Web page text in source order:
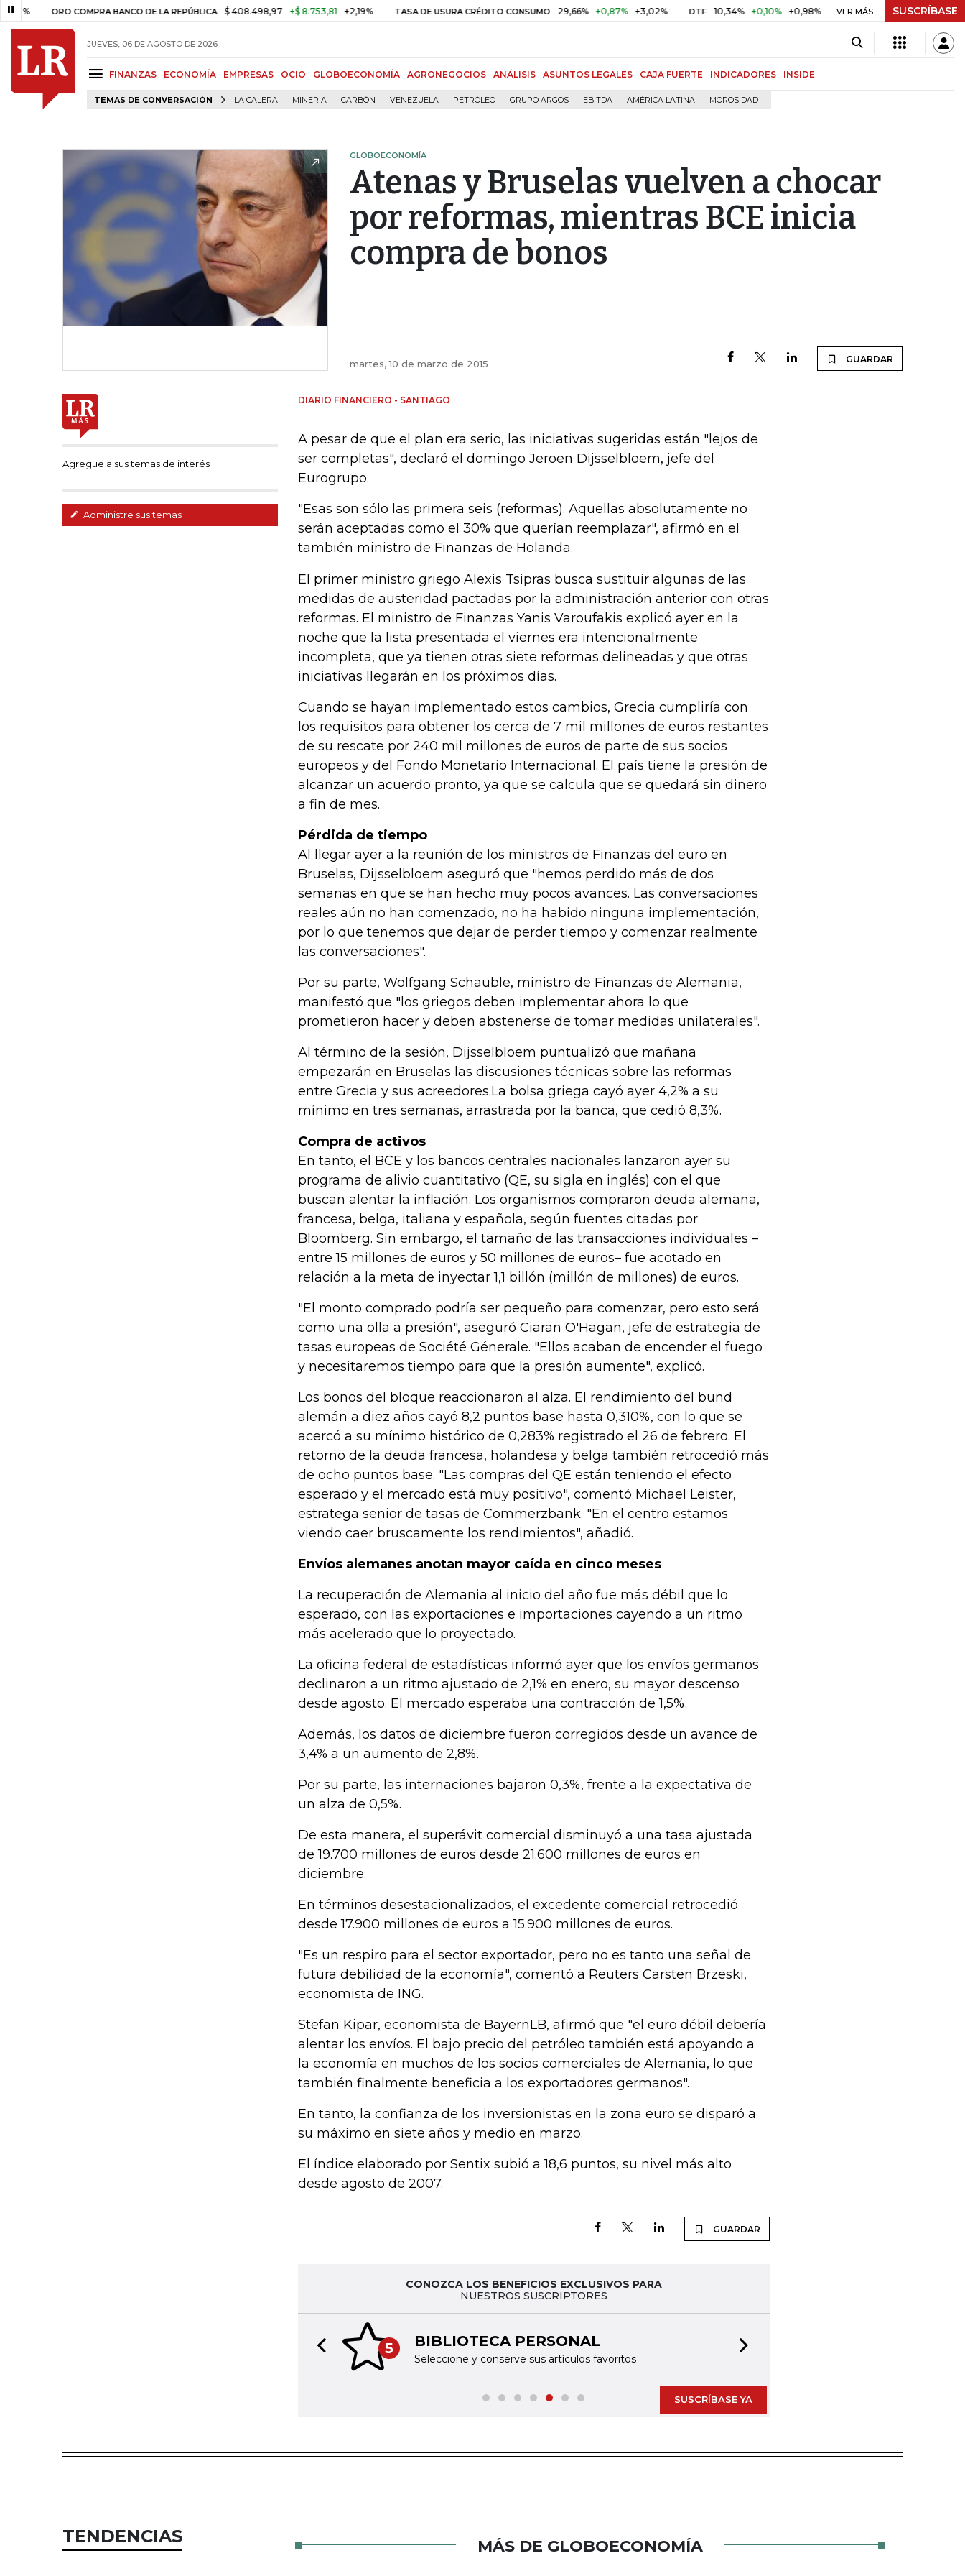
ORO COMPRA BANCO DE LA REPÚBLICA $ 408.498,97 +$ 8.753,81 +2,19% TASA DE USURA CRÉDITO CONSUMO 29,66% +0,87% +3,02% DTF 10,34% +0,10% +0,98% UVR $ 416,91 +$ 0,05 +0,01%
VER MÁS SUSCRÍBASE
JUEVES, 06 DE AGOSTO DE 2026
FINANZAS ECONOMÍA EMPRESAS OCIO GLOBOECONOMÍA AGRONEGOCIOS ANÁLISIS ASUNTOS LEGALES CAJA FUERTE INDICADORES INSIDE
TEMAS DE CONVERSACIÓN LA CALERA MINERÍA CARBÓN VENEZUELA PETRÓLEO GRUPO ARGOS EBITDA AMÉRICA LATINA MOROSIDAD
GLOBOECONOMÍA
Atenas y Bruselas vuelven a chocar
por reformas, mientras BCE inicia
compra de bonos
martes, 10 de marzo de 2015 GUARDAR
Agregue a sus temas de interés
Administre sus temas
DIARIO FINANCIERO - SANTIAGO
A pesar de que el plan era serio, las iniciativas sugeridas están "lejos de
ser completas", declaró el domingo Jeroen Dijsselbloem, jefe del
Eurogrupo.
"Esas son sólo las primera seis (reformas). Aquellas absolutamente no
serán aceptadas como el 30% que querían reemplazar", afirmó en el
también ministro de Finanzas de Holanda.
El primer ministro griego Alexis Tsipras busca sustituir algunas de las
medidas de austeridad pactadas por la administración anterior con otras
reformas. El ministro de Finanzas Yanis Varoufakis explicó ayer en la
noche que la lista presentada el viernes era intencionalmente
incompleta, que ya tienen otras siete reformas delineadas y que otras
iniciativas llegarán en los próximos días.
Cuando se hayan implementado estos cambios, Grecia cumpliría con
los requisitos para obtener los cerca de 7 mil millones de euros restantes
de su rescate por 240 mil millones de euros de parte de sus socios
europeos y del Fondo Monetario Internacional. El país tiene la presión de
alcanzar un acuerdo pronto, ya que se calcula que se quedará sin dinero
a fin de mes.
Pérdida de tiempo
Al llegar ayer a la reunión de los ministros de Finanzas del euro en
Bruselas, Dijsselbloem aseguró que "hemos perdido más de dos
semanas en que se han hecho muy pocos avances. Las conversaciones
reales aún no han comenzado, no ha habido ninguna implementación,
por lo que tenemos que dejar de perder tiempo y comenzar realmente
las conversaciones".
Por su parte, Wolfgang Schaüble, ministro de Finanzas de Alemania,
manifestó que "los griegos deben implementar ahora lo que
prometieron hacer y deben abstenerse de tomar medidas unilaterales".
Al término de la sesión, Dijsselbloem puntualizó que mañana
empezarán en Bruselas las discusiones técnicas sobre las reformas
entre Grecia y sus acreedores.La bolsa griega cayó ayer 4,2% a su
mínimo en tres semanas, arrastrada por la banca, que cedió 8,3%.
Compra de activos
En tanto, el BCE y los bancos centrales nacionales lanzaron ayer su
programa de alivio cuantitativo (QE, su sigla en inglés) con el que
buscan alentar la inflación. Los organismos compraron deuda alemana,
francesa, belga, italiana y española, según fuentes citadas por
Bloomberg. Sin embargo, el tamaño de las transacciones individuales –
entre 15 millones de euros y 50 millones de euros– fue acotado en
relación a la meta de inyectar 1,1 billón (millón de millones) de euros.
"El monto comprado podría ser pequeño para comenzar, pero esto será
como una olla a presión", aseguró Ciaran O'Hagan, jefe de estrategia de
tasas europeas de Société Génerale. "Ellos acaban de encender el fuego
y necesitaremos tiempo para que la presión aumente", explicó.
Los bonos del bloque reaccionaron al alza. El rendimiento del bund
alemán a diez años cayó 8,2 puntos base hasta 0,310%, con lo que se
acercó a su mínimo histórico de 0,283% registrado el 26 de febrero. El
retorno de la deuda francesa, holandesa y belga también retrocedió más
de ocho puntos base. "Las compras del QE están teniendo el efecto
esperado y el mercado está muy positivo", comentó Michael Leister,
estratega senior de tasas de Commerzbank. "En el centro estamos
viendo caer bruscamente los rendimientos", añadió.
Envíos alemanes anotan mayor caída en cinco meses
La recuperación de Alemania al inicio del año fue más débil que lo
esperado, con las exportaciones e importaciones cayendo a un ritmo
más acelerado que lo proyectado.
La oficina federal de estadísticas informó ayer que los envíos germanos
declinaron a un ritmo ajustado de 2,1% en enero, su mayor descenso
desde agosto. El mercado esperaba una contracción de 1,5%.
Además, los datos de diciembre fueron corregidos desde un avance de
3,4% a un aumento de 2,8%.
Por su parte, las internaciones bajaron 0,3%, frente a la expectativa de
un alza de 0,5%.
De esta manera, el superávit comercial disminuyó a una tasa ajustada
de 19.700 millones de euros desde 21.600 millones de euros en
diciembre.
En términos desestacionalizados, el excedente comercial retrocedió
desde 17.900 millones de euros a 15.900 millones de euros.
"Es un respiro para el sector exportador, pero no es tanto una señal de
futura debilidad de la economía", comentó a Reuters Carsten Brzeski,
economista de ING.
Stefan Kipar, economista de BayernLB, afirmó que "el euro débil debería
alentar los envíos. El bajo precio del petróleo también está apoyando a
la economía en muchos de los socios comerciales de Alemania, lo que
también finalmente beneficia a los exportadores germanos".
En tanto, la confianza de los inversionistas en la zona euro se disparó a
su máximo en siete años y medio en marzo.
El índice elaborado por Sentix subió a 18,6 puntos, su nivel más alto
desde agosto de 2007.
GUARDAR
CONOZCA LOS BENEFICIOS EXCLUSIVOS PARA
NUESTROS SUSCRIPTORES
5 BIBLIOTECA PERSONAL
Seleccione y conserve sus artículos favoritos
Previous slide
SUSCRÍBASE YA
TENDENCIAS MÁS DE GLOBOECONOMÍA